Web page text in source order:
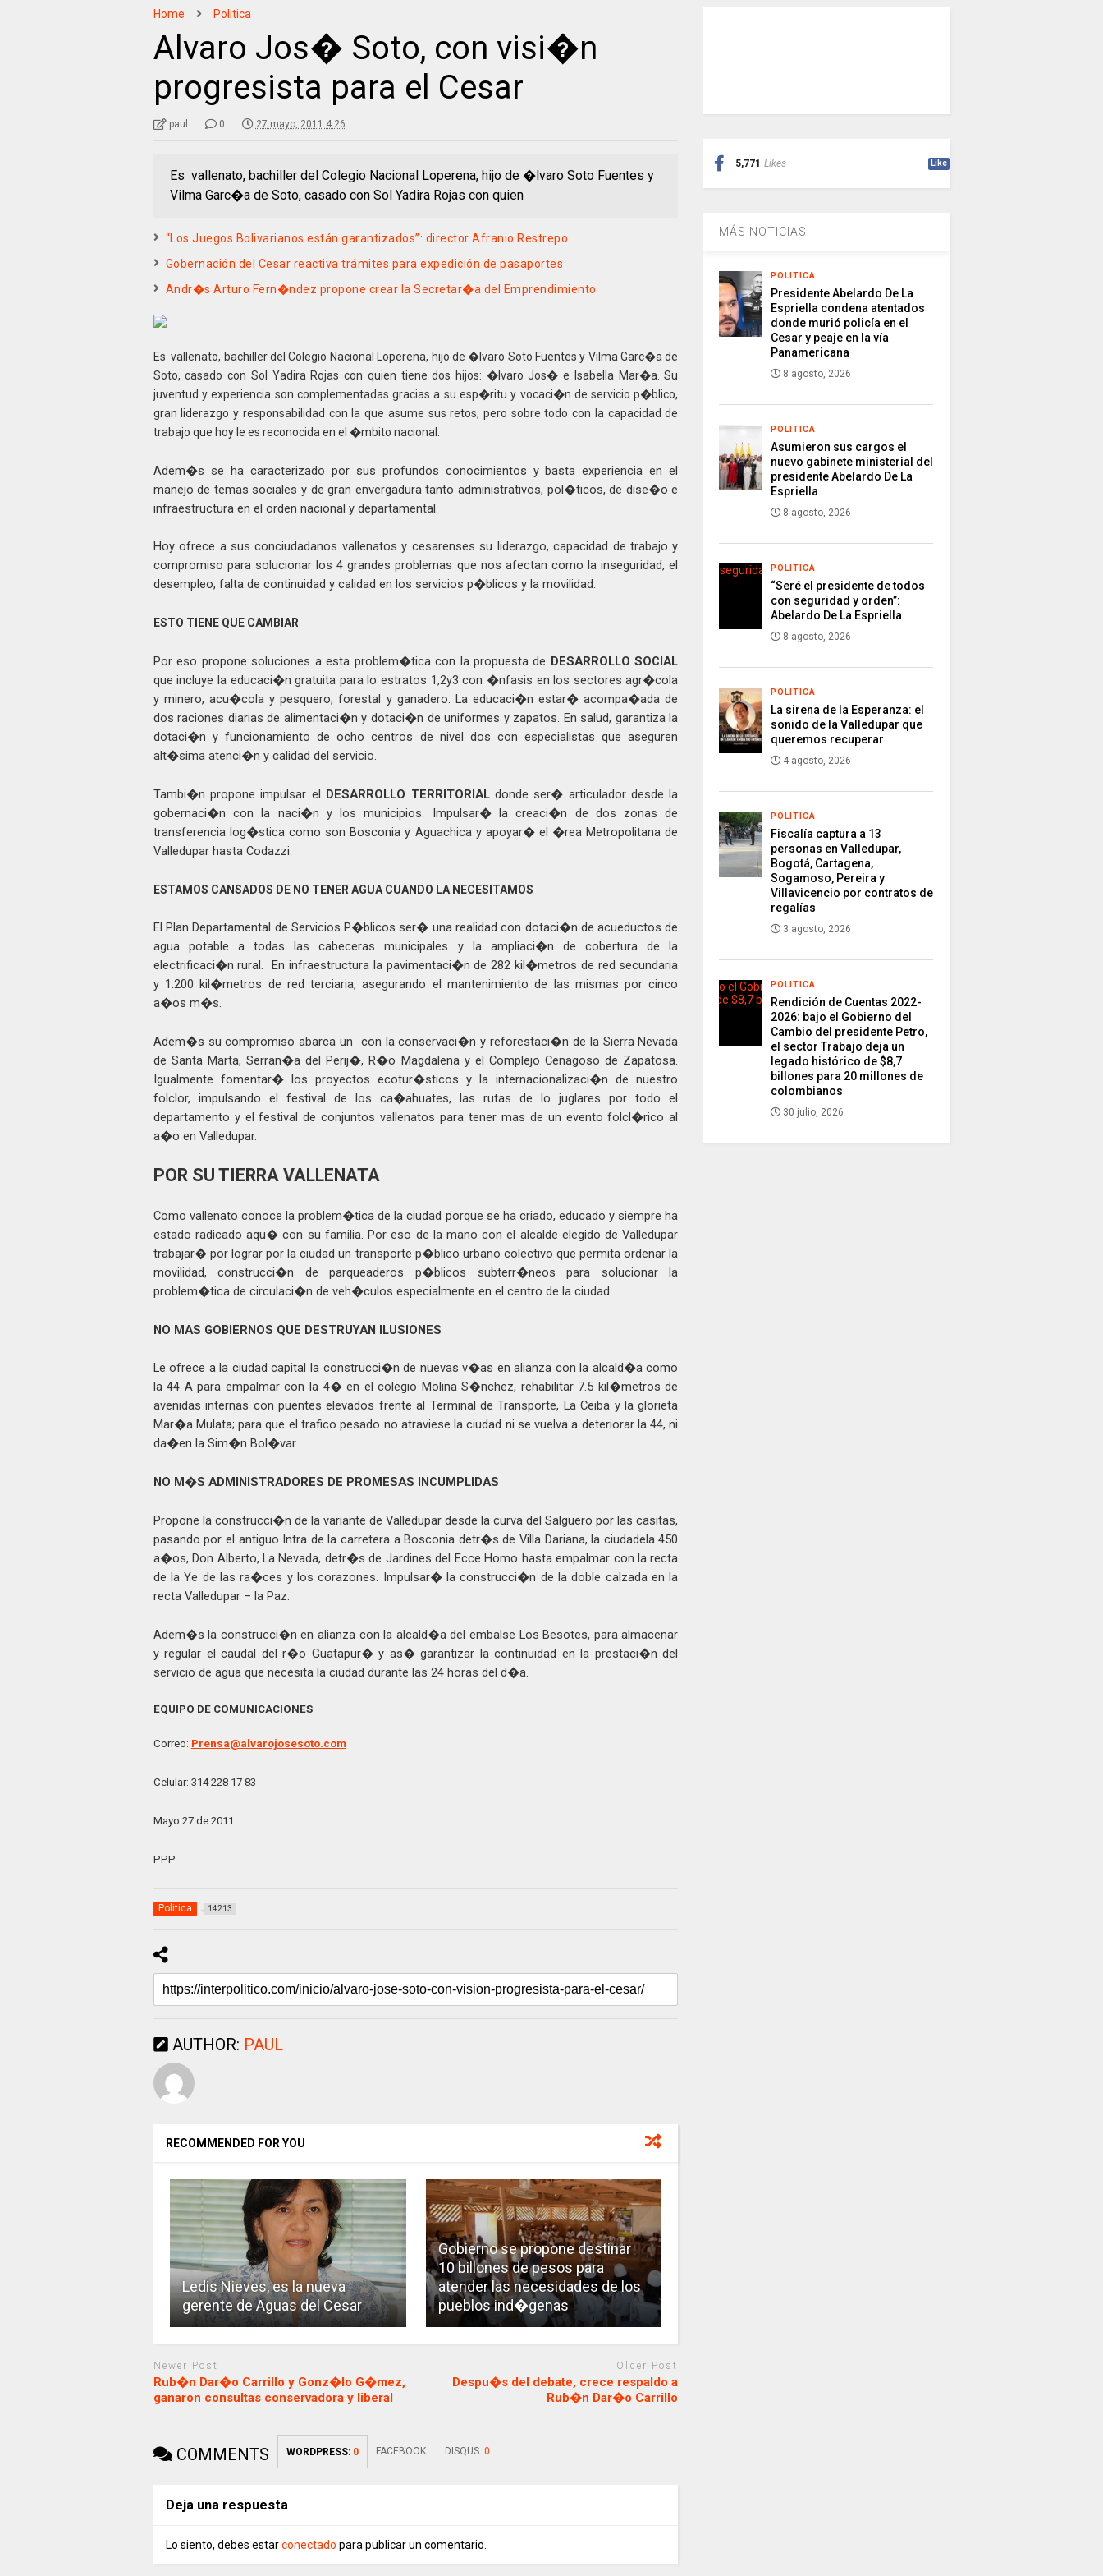
Home Politica
Alvaro Jos� Soto, con visi�n
progresista para el Cesar
paul 0 27 mayo, 2011 4:26
Es vallenato, bachiller del Colegio Nacional Loperena, hijo de �lvaro Soto Fuentes y
Vilma Garc�a de Soto, casado con Sol Yadira Rojas con quien
“Los Juegos Bolivarianos están garantizados”: director Afranio Restrepo
Gobernación del Cesar reactiva trámites para expedición de pasaportes
Andr�s Arturo Fern�ndez propone crear la Secretar�a del Emprendimiento
Es vallenato, bachiller del Colegio Nacional Loperena, hijo de �lvaro Soto Fuentes y Vilma Garc�a de
Soto, casado con Sol Yadira Rojas con quien tiene dos hijos: �lvaro Jos� e Isabella Mar�a. Su
juventud y experiencia son complementadas gracias a su esp�ritu y vocaci�n de servicio p�blico,
gran liderazgo y responsabilidad con la que asume sus retos, pero sobre todo con la capacidad de
trabajo que hoy le es reconocida en el �mbito nacional.
Adem�s se ha caracterizado por sus profundos conocimientos y basta experiencia en el
manejo de temas sociales y de gran envergadura tanto administrativos, pol�ticos, de dise�o e
infraestructura en el orden nacional y departamental.
Hoy ofrece a sus conciudadanos vallenatos y cesarenses su liderazgo, capacidad de trabajo y
compromiso para solucionar los 4 grandes problemas que nos afectan como la inseguridad, el
desempleo, falta de continuidad y calidad en los servicios p�blicos y la movilidad.
ESTO TIENE QUE CAMBIAR
Por eso propone soluciones a esta problem�tica con la propuesta de DESARROLLO SOCIAL
que incluye la educaci�n gratuita para lo estratos 1,2y3 con �nfasis en los sectores agr�cola
y minero, acu�cola y pesquero, forestal y ganadero. La educaci�n estar� acompa�ada de
dos raciones diarias de alimentaci�n y dotaci�n de uniformes y zapatos. En salud, garantiza la
dotaci�n y funcionamiento de ocho centros de nivel dos con especialistas que aseguren
alt�sima atenci�n y calidad del servicio.
Tambi�n propone impulsar el DESARROLLO TERRITORIALdonde ser� articulador desde la
gobernaci�n con la naci�n y los municipios. Impulsar� la creaci�n de dos zonas de
transferencia log�stica como son Bosconia y Aguachica y apoyar� el �rea Metropolitana de
Valledupar hasta Codazzi.
ESTAMOS CANSADOS DE NO TENER AGUA CUANDO LA NECESITAMOS
El Plan Departamental de Servicios P�blicos ser� una realidad con dotaci�n de acueductos de
agua potable a todas las cabeceras municipales y la ampliaci�n de cobertura de la
electrificaci�n rural.
En infraestructura la pavimentaci�n de 282 kil�metros de red secundaria
y 1.200 kil�metros de red terciaria, asegurando el mantenimiento de las mismas por cinco
a�os m�s.
Adem�s su compromiso abarca un
con la conservaci�n y reforestaci�n de la Sierra Nevada
de Santa Marta, Serran�a del Perij�, R�o Magdalena y el Complejo Cenagoso de Zapatosa.
Igualmente fomentar� los proyectos ecotur�sticos y la internacionalizaci�n de nuestro
folclor, impulsando el festival de los ca�ahuates, las rutas de lo juglares por todo el
departamento y el festival de conjuntos vallenatos para tener mas de un evento folcl�rico al
a�o en Valledupar.
POR SU TIERRA VALLENATA
Como vallenato conoce la problem�tica de la ciudad porque se ha criado, educado y siempre ha
estado radicado aqu� con su familia. Por eso de la mano con el alcalde elegido de Valledupar
trabajar� por lograr por la ciudad un transporte p�blico urbano colectivo que permita ordenar la
movilidad, construcci�n de parqueaderos p�blicos subterr�neos para solucionar la
problem�tica de circulaci�n de veh�culos especialmente en el centro de la ciudad.
NO MAS GOBIERNOS QUE DESTRUYAN ILUSIONES
Le ofrece a la ciudad capital la construcci�n de nuevas v�as en alianza con la alcald�a como
la 44 A para empalmar con la 4� en el colegio Molina S�nchez, rehabilitar 7.5 kil�metros de
avenidas internas con puentes elevados frente al Terminal de Transporte, La Ceiba y la glorieta
Mar�a Mulata; para que el trafico pesado no atraviese la ciudad ni se vuelva a deteriorar la 44, ni
da�en la Sim�n Bol�var.
NO M�S ADMINISTRADORES DE PROMESAS INCUMPLIDAS
Propone la construcci�n de la variante de Valledupar desde la curva del Salguero por las casitas,
pasando por el antiguo Intra de la carretera a Bosconia detr�s de Villa Dariana, la ciudadela 450
a�os, Don Alberto, La Nevada, detr�s de Jardines del Ecce Homo hasta empalmar con la recta
de la Ye de las ra�ces y los corazones. Impulsar� la construcci�n de la doble calzada en la
recta Valledupar – la Paz.
Adem�s la construcci�n en alianza con la alcald�a del embalse Los Besotes, para almacenar
y regular el caudal del r�o Guatapur� y as� garantizar la continuidad en la prestaci�n del
servicio de agua que necesita la ciudad durante las 24 horas del d�a.
EQUIPO DE COMUNICACIONES
Correo: Prensa@alvarojosesoto.com
Celular: 314 228 17 83
Mayo 27 de 2011
PPP
Politica 14213
AUTHOR: PAUL
RECOMMENDED FOR YOU
Ledis Nieves, es la nueva
gerente de Aguas del Cesar
Gobierno se propone destinar
10 billones de pesos para
atender las necesidades de los
pueblos ind�genas
Newer Post
Rub�n Dar�o Carrillo y Gonz�lo G�mez,
ganaron consultas conservadora y liberal
Older Post
Despu�s del debate, crece respaldo a
Rub�n Dar�o Carrillo
COMMENTS WORDPRESS: 0 FACEBOOK: DISQUS: 0
Deja una respuesta
Lo siento, debes estarconectado para publicar un comentario.
5,771 Likes Like
MÁS NOTICIAS
POLITICA
Presidente Abelardo De La
Espriella condena atentados
donde murió policía en el
Cesar y peaje en la vía
Panamericana
8 agosto, 2026
POLITICA
Asumieron sus cargos el
nuevo gabinete ministerial del
presidente Abelardo De La
Espriella
8 agosto, 2026
POLITICA
“Seré el presidente de todos
con seguridad y orden”:
Abelardo De La Espriella
8 agosto, 2026
POLITICA
La sirena de la Esperanza: el
sonido de la Valledupar que
queremos recuperar
4 agosto, 2026
POLITICA
Fiscalía captura a 13
personas en Valledupar,
Bogotá, Cartagena,
Sogamoso, Pereira y
Villavicencio por contratos de
regalías
3 agosto, 2026
POLITICA
Rendición de Cuentas 2022-
2026: bajo el Gobierno del
Cambio del presidente Petro,
el sector Trabajo deja un
legado histórico de $8,7
billones para 20 millones de
colombianos
30 julio, 2026